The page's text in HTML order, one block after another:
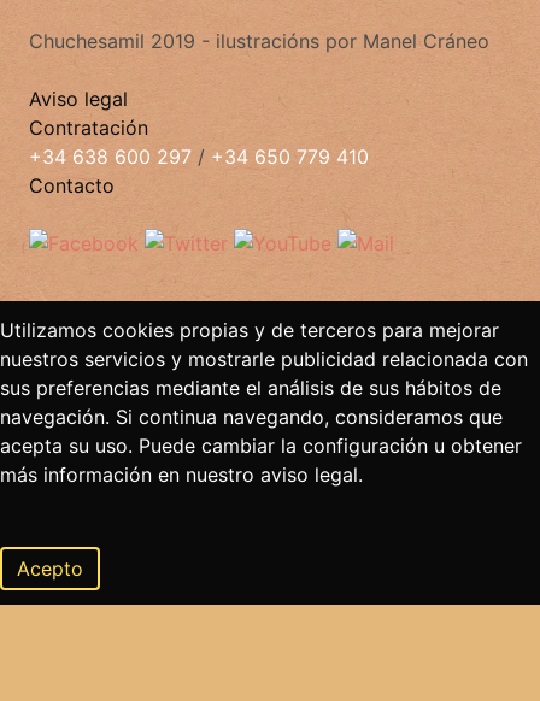
Chuchesamil 2019 - ilustracións por Manel Cráneo
Aviso legal
Contratación
+34 638 600 297 / +34 650 779 410
Contacto
Utilizamos cookies propias y de terceros para mejorar
nuestros servicios y mostrarle publicidad relacionada con
sus preferencias mediante el análisis de sus hábitos de
navegación. Si continua navegando, consideramos que
acepta su uso. Puede cambiar la configuración u obtener
más información en nuestro aviso legal.
Acepto